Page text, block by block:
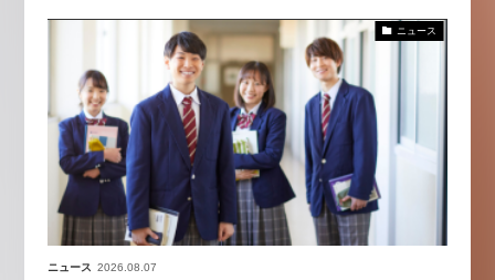
ニュース
ニュース 2026.08.07